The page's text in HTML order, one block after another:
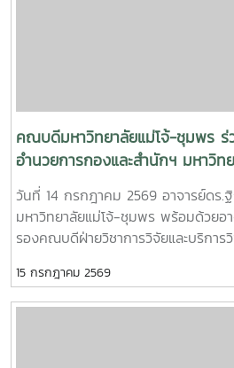
ตามความต้องการของตลาดแรงงาน
สถานประกอบการเป็นแหล่งฝึกปฏิบัติง
เสริมสร้างประสบการณ์วิชาชีพสำหรับนั
และเตรียมความพร้อมก่อนเข้าสู่การปร
การผลิตบัณฑิตที่มีคุณภาพ มีศักยภาพ
การพัฒนาประเทศได้อย่างยั่งยืนต่อไป
คณบดีมหาวิทยาลัยแม่โจ้-ชุมพร
อำนวยการกองและสำนักฯ มหาวิท
วันที่ 14 กรกฎาคม 2569 อาจารย์ดร
มหาวิทยาลัยแม่โจ้-ชุมพร พร้อมด้วยอ
รองคณบดีฝ่ายวิชาการวิจัยและบริการ
ผู้อำนวยการสำนักงานคณบดี มหาวิทย
ต้อนรับคณบดี ผู้อำนวยการกองฯ และ
15 กรกฎาคม 2569